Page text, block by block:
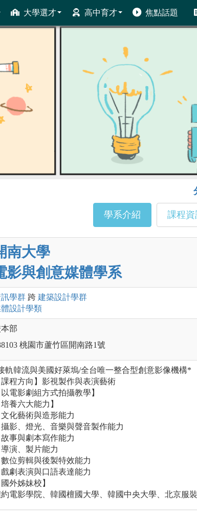
大學選才 高中育才 焦點話題
才輔助系統
學系介紹 課程資
南大學
影與創意媒體學系
學群 跨 建築設計學群
設計學類
部
桃園市蘆竹區開南路1號
軌韓流與美國好萊塢/全台唯一整合型創意影像機構*
課程方向】影視製作與表演藝術
以電影劇組方式拍攝教學】
培養六大能力】
文化藝術與造形能力
攝影、燈光、音樂與聲音製作能力
故事與劇本寫作能力
導演、製片能力
數位剪輯與後製特效能力
戲劇表演與口語表達能力
國外姊妹校】
電影學院、韓國檀國大學、韓國中央大學、北京服